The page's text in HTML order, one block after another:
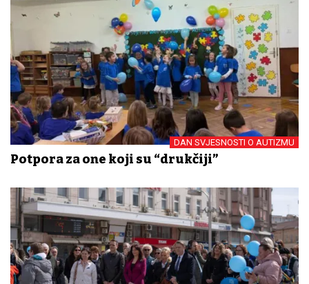
DAN SVJESNOSTI O AUTIZMU
Potpora za one koji su “drukčiji”